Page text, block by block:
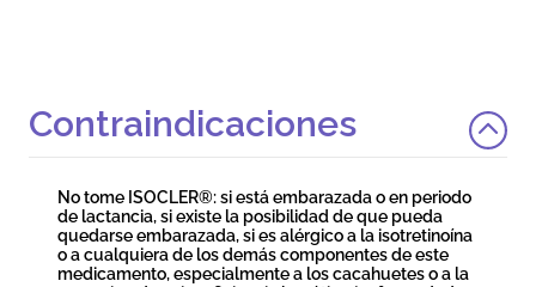
Contraindicaciones
No tome ISOCLER®: si está embarazada o en periodo
de lactancia, si existe la posibilidad de que pueda
quedarse embarazada, si es alérgico a la isotretinoína
o a cualquiera de los demás componentes de este
medicamento, especialmente a los cacahuetes o a la